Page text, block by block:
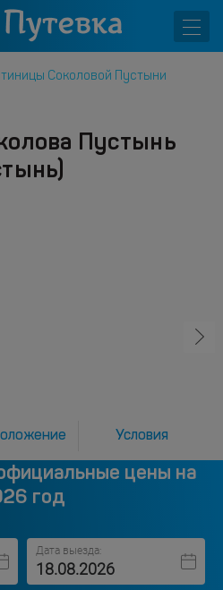
Соколовой Пустыни
Пустынь
Условия
цены на
год
Дата выезда: